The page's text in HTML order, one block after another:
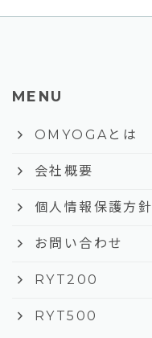
MENU
keyboard_arrow_right OMYOGAとは
keyboard_arrow_right 会社概要
keyboard_arrow_right 個人情報保護方針
keyboard_arrow_right お問い合わせ
keyboard_arrow_right RYT200
keyboard_arrow_right RYT500